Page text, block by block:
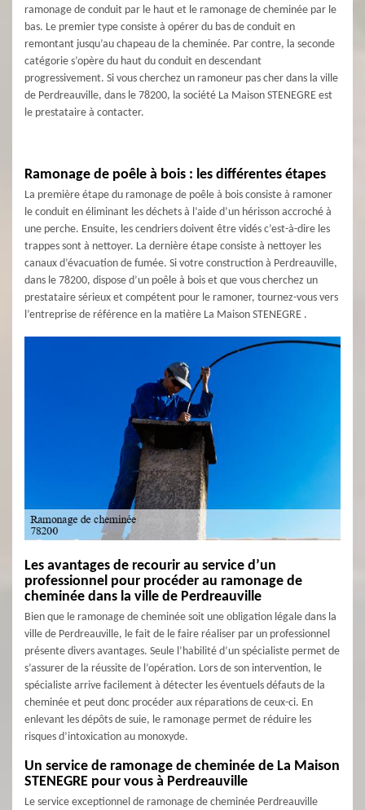
ramonage de conduit par le haut et le ramonage de cheminée par le
bas. Le premier type consiste à opérer du bas de conduit en
remontant jusqu’au chapeau de la cheminée. Par contre, la seconde
catégorie s’opère du haut du conduit en descendant
progressivement. Si vous cherchez un ramoneur pas cher dans la ville
de Perdreauville, dans le 78200, la société La Maison STENEGRE est
le prestataire à contacter.
Ramonage de poêle à bois : les différentes étapes
La première étape du ramonage de poêle à bois consiste à ramoner
le conduit en éliminant les déchets à l’aide d’un hérisson accroché à
une perche. Ensuite, les cendriers doivent être vidés c’est-à-dire les
trappes sont à nettoyer. La dernière étape consiste à nettoyer les
canaux d’évacuation de fumée. Si votre construction à Perdreauville,
dans le 78200, dispose d’un poêle à bois et que vous cherchez un
prestataire sérieux et compétent pour le ramoner, tournez-vous vers
l’entreprise de référence en la matière La Maison STENEGRE .
Les avantages de recourir au service d’un
professionnel pour procéder au ramonage de
cheminée dans la ville de Perdreauville
Bien que le ramonage de cheminée soit une obligation légale dans la
ville de Perdreauville, le fait de le faire réaliser par un professionnel
présente divers avantages. Seule l’habilité d’un spécialiste permet de
s’assurer de la réussite de l’opération. Lors de son intervention, le
spécialiste arrive facilement à détecter les éventuels défauts de la
cheminée et peut donc procéder aux réparations de ceux-ci. En
enlevant les dépôts de suie, le ramonage permet de réduire les
risques d’intoxication au monoxyde.
Un service de ramonage de cheminée de La Maison
STENEGRE pour vous à Perdreauville
Le service exceptionnel de ramonage de cheminée Perdreauville